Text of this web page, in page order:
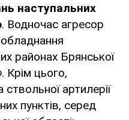
наступальних
. Водночас агресор
районах Брянської
Крім цього,
ствольної артилерії
пунктів, серед